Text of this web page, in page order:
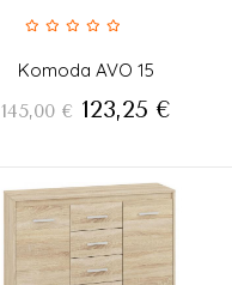
Komoda AVO 15
145,00 € 123,25 €